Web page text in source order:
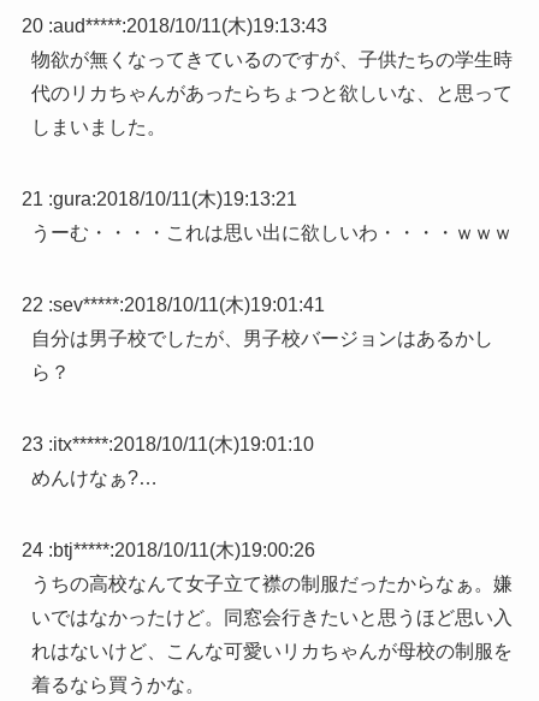
20 :aud*****:2018/10/11(木)19:13:43
物欲が無くなってきているのですが、子供たちの学生時
代のリカちゃんがあったらちょつと欲しいな、と思って
しまいました。
21 :gura:2018/10/11(木)19:13:21
うーむ・・・・これは思い出に欲しいわ・・・・ｗｗｗ
22 :sev*****:2018/10/11(木)19:01:41
自分は男子校でしたが、男子校バージョンはあるかし
ら？
23 :itx*****:2018/10/11(木)19:01:10
めんけなぁ?…
24 :btj*****:2018/10/11(木)19:00:26
うちの高校なんて女子立て襟の制服だったからなぁ。嫌
いではなかったけど。同窓会行きたいと思うほど思い入
れはないけど、こんな可愛いリカちゃんが母校の制服を
着るなら買うかな。